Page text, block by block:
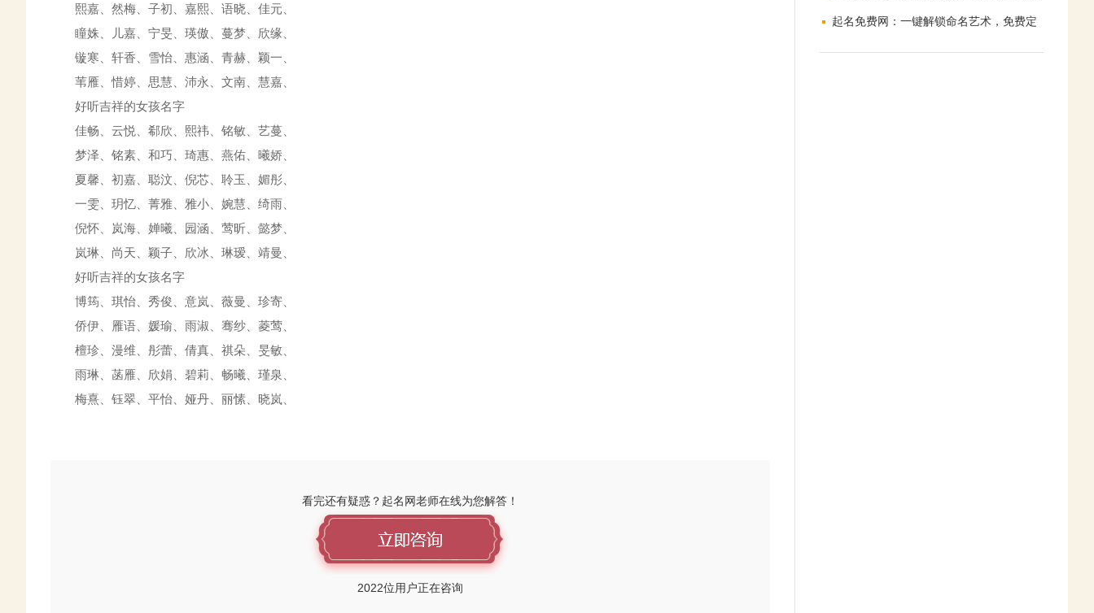
熙嘉、然梅、子初、嘉熙、语晓、佳元、
瞳姝、儿嘉、宁旻、瑛傲、蔓梦、欣缘、
镟寒、轩香、雪怡、惠涵、青赫、颖一、
苇雁、惜婷、思慧、沛永、文南、慧嘉、
好听吉祥的女孩名字
佳畅、云悦、郗欣、熙祎、铭敏、艺蔓、
梦泽、铭素、和巧、琦惠、燕佑、曦娇、
夏馨、初嘉、聪汶、倪芯、聆玉、媚彤、
一雯、玥忆、菁雅、雅小、婉慧、绮雨、
倪怀、岚海、婵曦、园涵、莺昕、懿梦、
岚琳、尚天、颖子、欣冰、琳瑷、靖曼、
好听吉祥的女孩名字
博筠、琪怡、秀俊、意岚、薇曼、珍寄、
侨伊、雁语、媛瑜、雨淑、骞纱、菱莺、
檀珍、漫维、彤蕾、倩真、祺朵、旻敏、
雨琳、菡雁、欣娟、碧莉、畅曦、瑾泉、
梅熹、钰翠、平怡、娅丹、丽愫、晓岚、
看完还有疑惑？起名网老师在线为您解答！
2022位用户正在咨询
化的和鸣
起名免费网：一键解锁命名艺术，免费定
制专属魅力